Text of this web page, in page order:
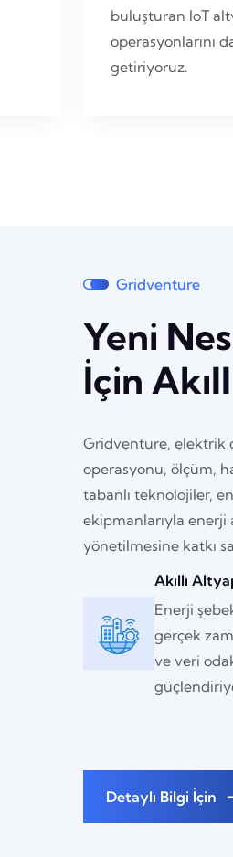
buluşturan IoT
operasyonlarını
getiriyoruz.
Gridventure
Yeni
İçin
Gridventure, elektrik
operasyonu, ölçüm,
tabanlı teknolojiler,
ekipmanlarıyla enerji
yönetilmesine katkı
Akıllı
Enerji
gerçek
ve veri
Detaylı Bilgi İçin